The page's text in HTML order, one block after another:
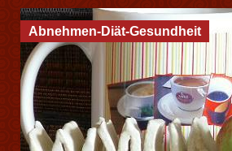
Abnehmen-Diät-Gesundheit